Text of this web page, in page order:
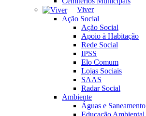
Viver
Ação Social
Ação Social
Apoio à Habitação
Rede Social
IPSS
Elo Comum
Lojas Sociais
SAAS
Radar Social
Ambiente
Águas e Saneamento
Educação Ambiental